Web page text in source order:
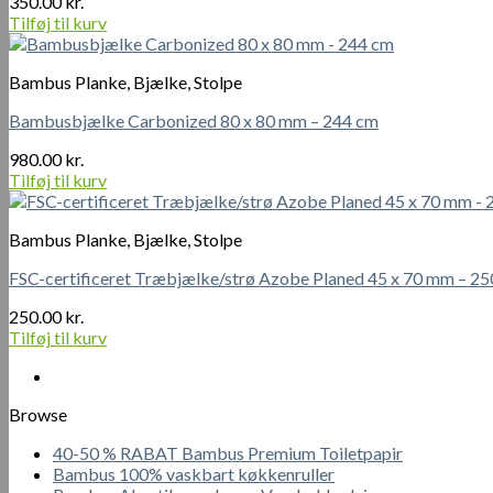
Tilføj til kurv
Bambus Planke, Bjælke, Stolpe
Bambusbjælke Carbonized 80 x 80 mm – 244 cm
980.00kr.
Tilføj til kurv
Bambus Planke, Bjælke, Stolpe
FSC-certificeret Træbjælke/strø Azobe Planed 45 x 70 mm –
250.00kr.
Tilføj til kurv
Browse
40-50 % RABAT Bambus Premium Toiletpapir
Bambus 100% vaskbart køkkenruller